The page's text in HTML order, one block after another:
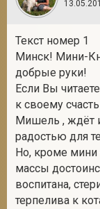
Текст номер 1
Минск! Мини-
добрые руки!
Если Вы
к своему
Мишель , ждёт
радостью для
Но, кроме мини
массы
воспитана,
терпелива к